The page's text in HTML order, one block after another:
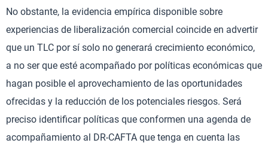
No obstante, la evidencia empírica disponible sobre
experiencias de liberalización comercial coincide en advertir
que un TLC por sí solo no generará crecimiento económico,
a no ser que esté acompañado por políticas económicas que
hagan posible el aprovechamiento de las oportunidades
ofrecidas y la reducción de los potenciales riesgos. Será
preciso identificar políticas que conformen una agenda de
acompañamiento al DR-CAFTA que tenga en cuenta las